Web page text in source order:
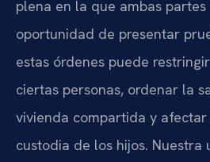
plena en la que ambas
oportunidad de presentar
estas órdenes puede
ciertas personas, ordenar la
vivienda compartida y
custodia de los hijos. Nuestra